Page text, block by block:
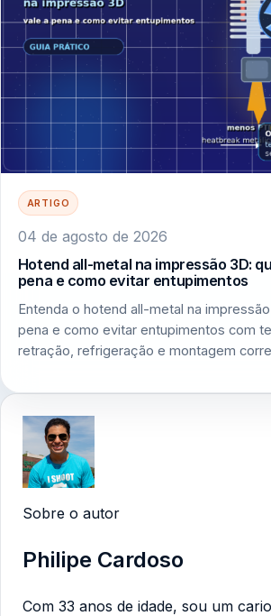
ARTIGO
04 de agosto de 2026
Hotend all-metal na impressão 3D:
pena e como evitar entupimentos
Entenda o hotend all-metal na
pena e como evitar entupimentos com
retração, refrigeração e montagem
Sobre o autor
Philipe Cardoso
Com 33 anos de idade, sou um